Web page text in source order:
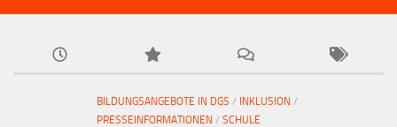
BILDUNGSANGEBOTE IN DGS / INKLUSION /
PRESSEINFORMATIONEN / SCHULE